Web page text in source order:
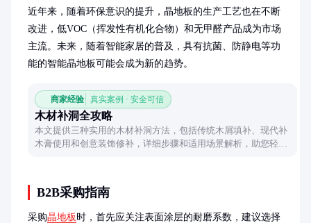
近年来，随着环保意识的提升，晶地板的生产工艺也在不断
改进，低VOC（挥发性有机化合物）和无甲醛产品成为市场
主流。未来，随着智能家居的普及，具有抗菌、防静电等功
能的智能晶地板可能会成为新的趋势。
商家经验 真实案例 · 安全可信
木材补洞全攻略
本文提供三种实用的木材补洞方法，包括传统木屑填补、现代补
木膏使用和创意装饰修补，详细步骤和适用场景解析，助您轻松
B2B采购指南
采购晶地板 时，首先应关注表面涂层的耐磨系数，建议选择